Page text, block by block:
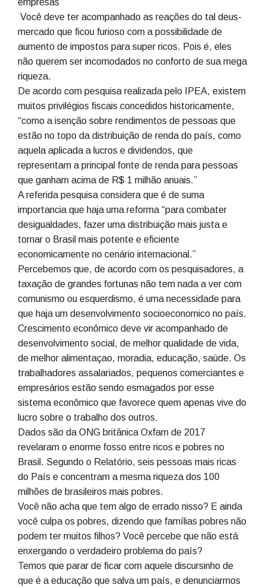
Economia Aplicada – IPEA, publicou em seu site a
matéria intitulada: “Milionários têm taxa tributária
menor, mesmo considerando impostos sobre lucros de
empresas”
Você deve ter acompanhado as reações do tal deus-
mercado que ficou furioso com a possibilidade de
aumento de impostos para super ricos. Pois é, eles
não querem ser incomodados no conforto de sua mega
riqueza.
De acordo com pesquisa realizada pelo IPEA, existem
muitos privilégios fiscais concedidos historicamente,
“como a isenção sobre rendimentos de pessoas que
estão no topo da distribuição de renda do país, como
aquela aplicada a lucros e dividendos, que
representam a principal fonte de renda para pessoas
que ganham acima de R$ 1 milhão anuais.”
A referida pesquisa considera que é de suma
importancia que haja uma reforma “para combater
desigualdades, fazer uma distribuição mais justa e
tornar o Brasil mais potente e eficiente
economicamente no cenário internacional.”
Percebemos que, de acordo com os pesquisadores, a
taxação de grandes fortunas não tem nada a ver com
comunismo ou esquerdismo, é uma necessidade para
que haja um desenvolvimento socioeconomico no país.
Crescimento econômico deve vir acompanhado de
desenvolvimento social, de melhor qualidade de vida,
de melhor alimentaçao, moradia, educação, saúde. Os
trabalhadores assalariados, pequenos comerciantes e
empresários estão sendo esmagados por esse
sistema econômico que favorece quem apenas vive do
lucro sobre o trabalho dos outros.
Dados são da ONG britânica Oxfam de 2017
revelaram o enorme fosso entre ricos e pobres no
Brasil. Segundo o Relatório, seis pessoas mais ricas
do País e concentram a mesma riqueza dos 100
milhões de brasileiros mais pobres.
Você não acha que tem algo de errado nisso? E ainda
você culpa os pobres, dizendo que famílias pobres não
podem ter muitos filhos? Você percebe que não está